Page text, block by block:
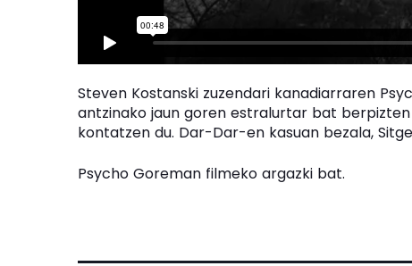
Steven Kostanski zuzendari kanadiarraren
antzinako jaun goren estralurtar bat
kontatzen du. Dar-Dar-en kasuan bezala,
Psycho Goreman filmeko argazki bat.